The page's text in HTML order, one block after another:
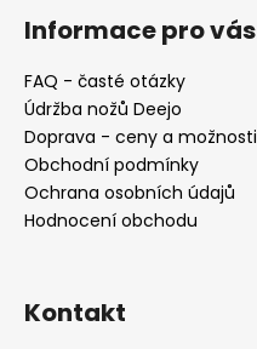
Informace pro vás
FAQ - časté otázky
Údržba nožů Deejo
Doprava - ceny a možnosti
Obchodní podmínky
Ochrana osobních údajů
Hodnocení obchodu
Kontakt